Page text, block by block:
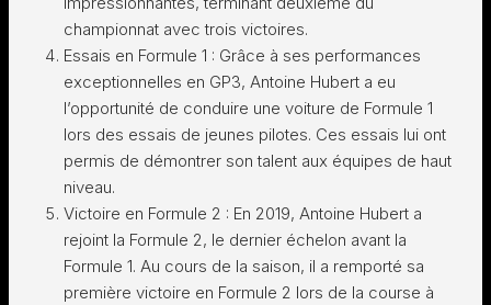
championnat avec trois victoires.
Essais en Formule 1 : Grâce à ses performances
exceptionnelles en GP3, Antoine Hubert a eu
l’opportunité de conduire une voiture de Formule 1
lors des essais de jeunes pilotes. Ces essais lui ont
permis de démontrer son talent aux équipes de haut
niveau.
Victoire en Formule 2 : En 2019, Antoine Hubert a
rejoint la Formule 2, le dernier échelon avant la
Formule 1. Au cours de la saison, il a remporté sa
première victoire en Formule 2 lors de la course à